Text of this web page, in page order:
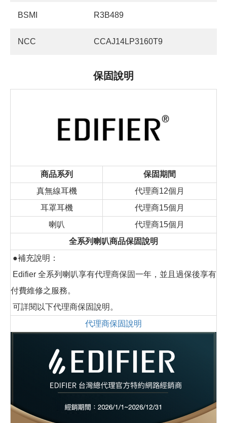
BSMI R3B489
NCC CCAJ14LP3160T9
保固說明
商品系列
保固期間
真無線耳機
代理商12個月
耳罩耳機
代理商15個月
喇叭
代理商15個月
全系列喇叭商品保固說明
●補充說明：
Edifier 全系列喇叭享有代理商保固一年，並且過保後享有
付費維修之服務。
可詳閱以下代理商保固說明。
代理商保固說明